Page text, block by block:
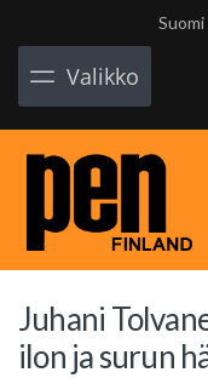
Suomi
Valikko
Juhani
ilon ja surun